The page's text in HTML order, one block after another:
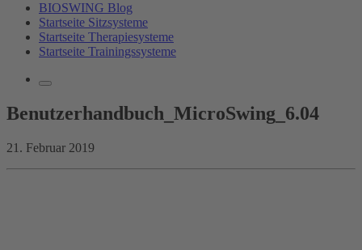
BIOSWING Blog
Startseite Sitzsysteme
Startseite Therapiesysteme
Startseite Trainingssysteme
Benutzerhandbuch_MicroSwing_6.04
21. Februar 2019